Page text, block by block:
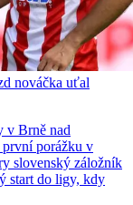
nováčka uťal
v Brně nad
porážku v
slovenský záložník
start do ligy, kdy